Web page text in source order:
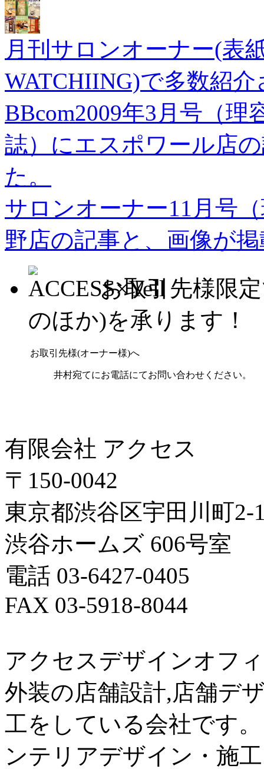
月刊サロンオーナー(表
WATCHIING)で多数紹
BBcom2009年3月号（
誌）にエスポワール店
た。
サロンオーナー11月号
野店の記事と、画像が
お取引先様限
のほか)を承ります！
お取引先様(オーナー様)へ
井村宛てにお電話にてお問い合わせください。
有限会社 アクセス
〒150-0042
東京都渋谷区宇田川町2-
渋谷ホームズ 606号室
電話 03-6427-0405
FAX 03-5918-8044
アクセスデザインオフ
外装の店舗設計,店舗デ
工をしている会社です
ンテリアデザイン・施